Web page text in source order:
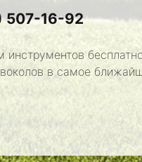
507-16-92
в самое